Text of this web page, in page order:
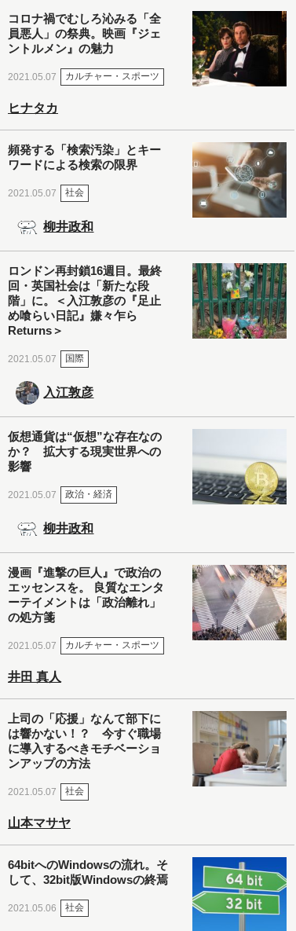
コロナ禍でむしろ沁みる「全
員悪人」の祭典。映画『ジェ
ントルメン』の魅力
2021.05.07 カルチャー・スポーツ
ヒナタカ
頻発する「検索汚染」とキー
ワードによる検索の限界
2021.05.07 社会
柳井政和
ロンドン再封鎖16週目。最終
回・英国社会は「新たな段
階」に。＜入江敦彦の『足止
め喰らい日記』嫌々乍ら
Returns＞
2021.05.07 国際
入江敦彦
仮想通貨は“仮想”な存在なの
か？ 拡大する現実世界への
影響
2021.05.07 政治・経済
柳井政和
漫画『進撃の巨人』で政治の
エッセンスを。 良質なエンタ
ーテイメントは「政治離れ」
の処方箋
2021.05.07 カルチャー・スポーツ
井田 真人
上司の「応援」なんて部下に
は響かない！？ 今すぐ職場
に導入するべきモチベーショ
ンアップの方法
2021.05.07 社会
山本マサヤ
64bitへのWindowsの流れ。そ
して、32bit版Windowsの終焉
2021.05.06 社会